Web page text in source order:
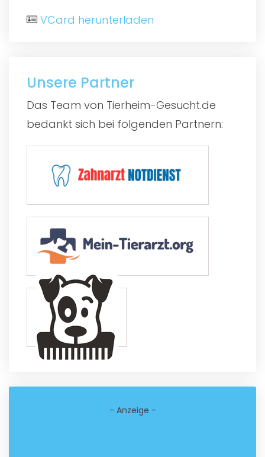
VCard herunterladen
Unsere Partner
Das Team von Tierheim-Gesucht.de
bedankt sich bei folgenden Partnern:
- Anzeige -